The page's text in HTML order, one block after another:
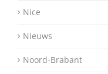
Nice
Nieuws
Noord-Brabant